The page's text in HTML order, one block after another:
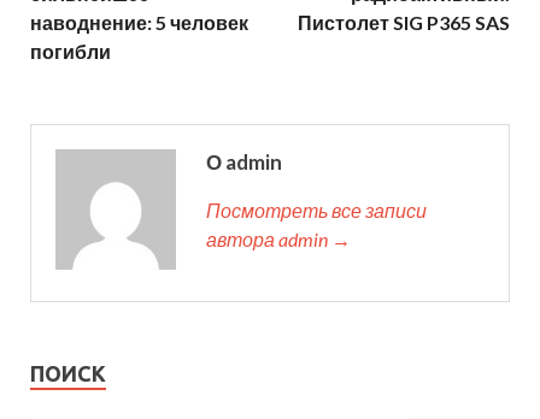
наводнение: 5 человек
погибли
Пистолет SIG P365 SAS
О admin
Посмотреть все записи
автора admin →
ПОИСК